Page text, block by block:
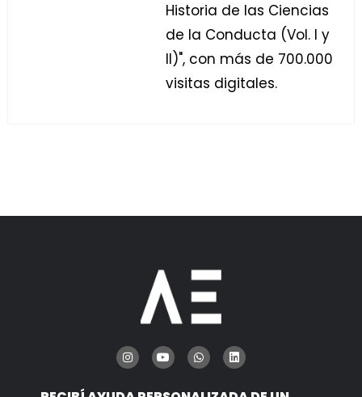
Historia de las Ciencias
de la Conducta (Vol. I y
II)", con más de 700.000
visitas digitales.